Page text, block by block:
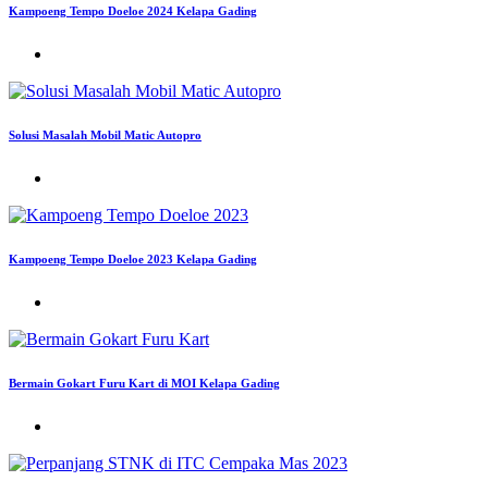
Kampoeng Tempo Doeloe 2024 Kelapa Gading
Solusi Masalah Mobil Matic Autopro
Kampoeng Tempo Doeloe 2023 Kelapa Gading
Bermain Gokart Furu Kart di MOI Kelapa Gading